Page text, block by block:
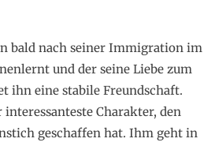
bald nach seiner Immigration im
und der seine Liebe zum
ihn eine stabile Freundschaft.
Charakter, den
geschaffen hat. Ihm geht in